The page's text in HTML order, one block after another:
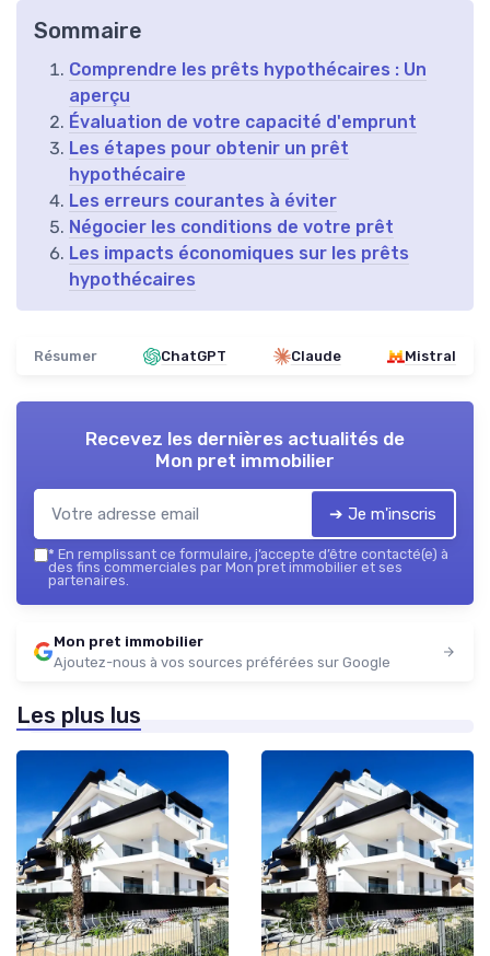
Sommaire
Comprendre les prêts hypothécaires : Un
aperçu
Évaluation de votre capacité d'emprunt
Les étapes pour obtenir un prêt
hypothécaire
Les erreurs courantes à éviter
Négocier les conditions de votre prêt
Les impacts économiques sur les prêts
hypothécaires
Résumer ChatGPT Claude Mistral
Recevez les dernières actualités de
Mon pret immobilier
➔ Je m'inscris
* En remplissant ce formulaire, j’accepte d’être contacté(e) à
des fins commerciales par Mon pret immobilier et ses
partenaires.
Mon pret immobilier
Ajoutez-nous à vos sources préférées sur Google
Les plus lus